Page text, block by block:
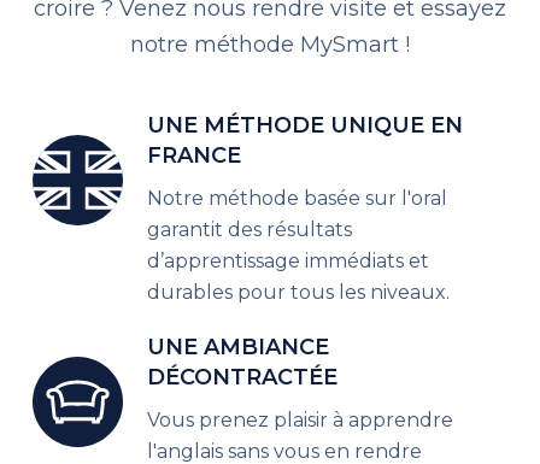
croire ? Venez nous rendre visite et essayez
notre méthode MySmart !
UNE MÉTHODE UNIQUE EN
FRANCE
Notre méthode basée sur l'oral
garantit des résultats
d’apprentissage immédiats et
durables pour tous les niveaux.
UNE AMBIANCE
DÉCONTRACTÉE
Vous prenez plaisir à apprendre
l'anglais sans vous en rendre